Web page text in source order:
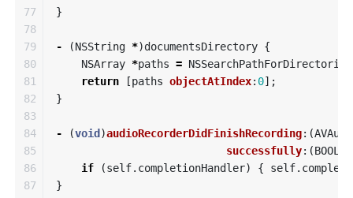
77
78
79
80
81
82
83
84
85
86
87
}
- (NSString *)documentsDirectory {
NSArray *paths =
return
[paths objectAtIndex: 0];
}
- (void )audioRecorderDidFinishRecording:(
successfully:(BOOL
if
(self. completionHandler) { self.
}